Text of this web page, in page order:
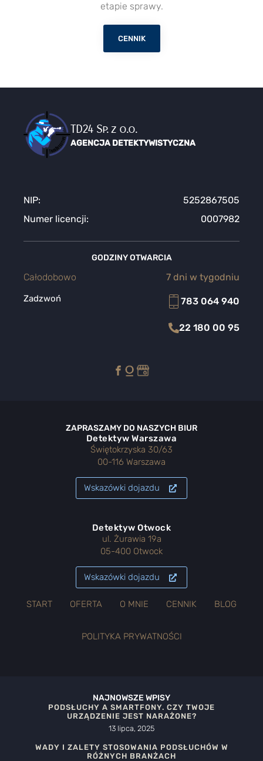
etapie sprawy.
CENNIK
TD24 Sp. z o.o.
AGENCJA DETEKTYWISTYCZNA
NIP:
5252867505
Numer licencji:
0007982
GODZINY OTWARCIA
Całodobowo 7 dni w tygodniu
Zadzwoń 783 064 940
22 180 00 95
ZAPRASZAMY DO NASZYCH BIUR
Detektyw Warszawa
Świętokrzyska 30/63
00-116 Warszawa
Wskazówki dojazdu
Detektyw Otwock
ul. Żurawia 19a
05-400 Otwock
Wskazówki dojazdu
START OFERTA O MNIE CENNIK BLOG
POLITYKA PRYWATNOŚCI
NAJNOWSZE WPISY
PODSŁUCHY A SMARTFONY. CZY TWOJE
URZĄDZENIE JEST NARAŻONE?
13 lipca, 2025
WADY I ZALETY STOSOWANIA PODSŁUCHÓW W
RÓŻNYCH BRANŻACH